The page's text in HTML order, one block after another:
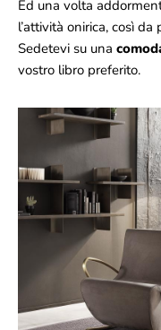
Ed una volta
l’attività onirica, così
Sedetevi su una
vostro libro preferito.